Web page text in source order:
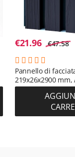
€21.96 €47.58
Pannello di
219x26x2900 mm,
(RAL 7016) (0,63